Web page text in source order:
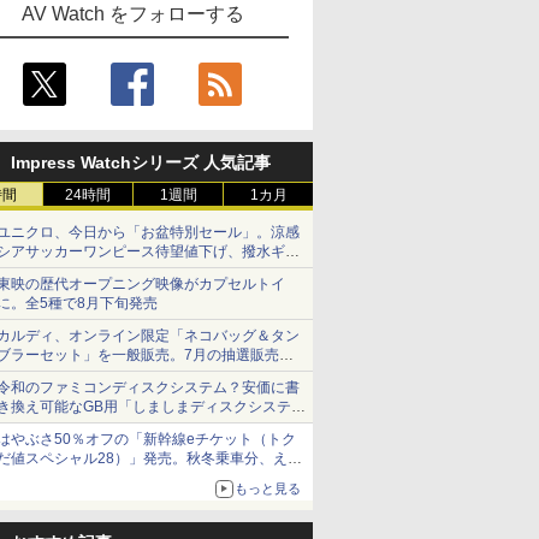
AV Watch をフォローする
Impress Watchシリーズ 人気記事
24時間 1週間 1カ月
ニクロ、今日から「お盆特別セール」。涼感
アサッカーワンピース待望値下げ、撥水ギア
ョーツは1990円に
映の歴代オープニング映像がカプセルトイ
。全5種で8月下旬発売
ルディ、オンライン限定「ネコバッグ＆タン
ラーセット」を一般販売。7月の抽選販売の
選無効分
和のファミコンディスクシステム？安価に書
換え可能なGB用「しましまディスクシステ
」
やぶさ50％オフの「新幹線eチケット（トク
値スペシャル28）」発売。秋冬乗車分、えき
もっと見る